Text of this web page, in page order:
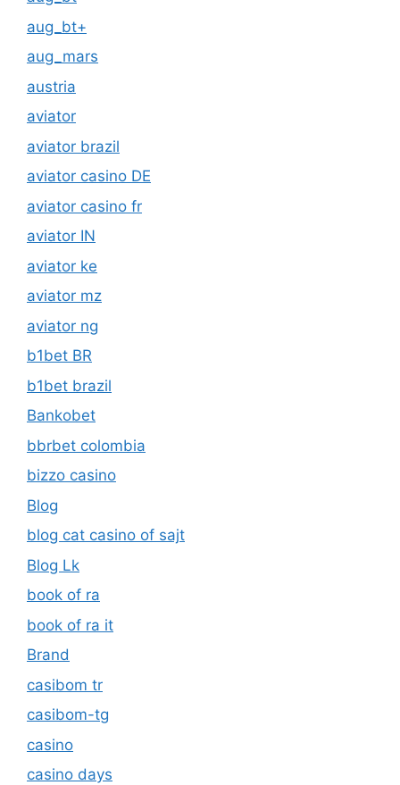
aug_bt+
aug_mars
austria
aviator
aviator brazil
aviator casino DE
aviator casino fr
aviator IN
aviator ke
aviator mz
aviator ng
b1bet BR
b1bet brazil
Bankobet
bbrbet colombia
bizzo casino
Blog
blog cat casino of sajt
Blog Lk
book of ra
book of ra it
Brand
casibom tr
casibom-tg
casino
casino days